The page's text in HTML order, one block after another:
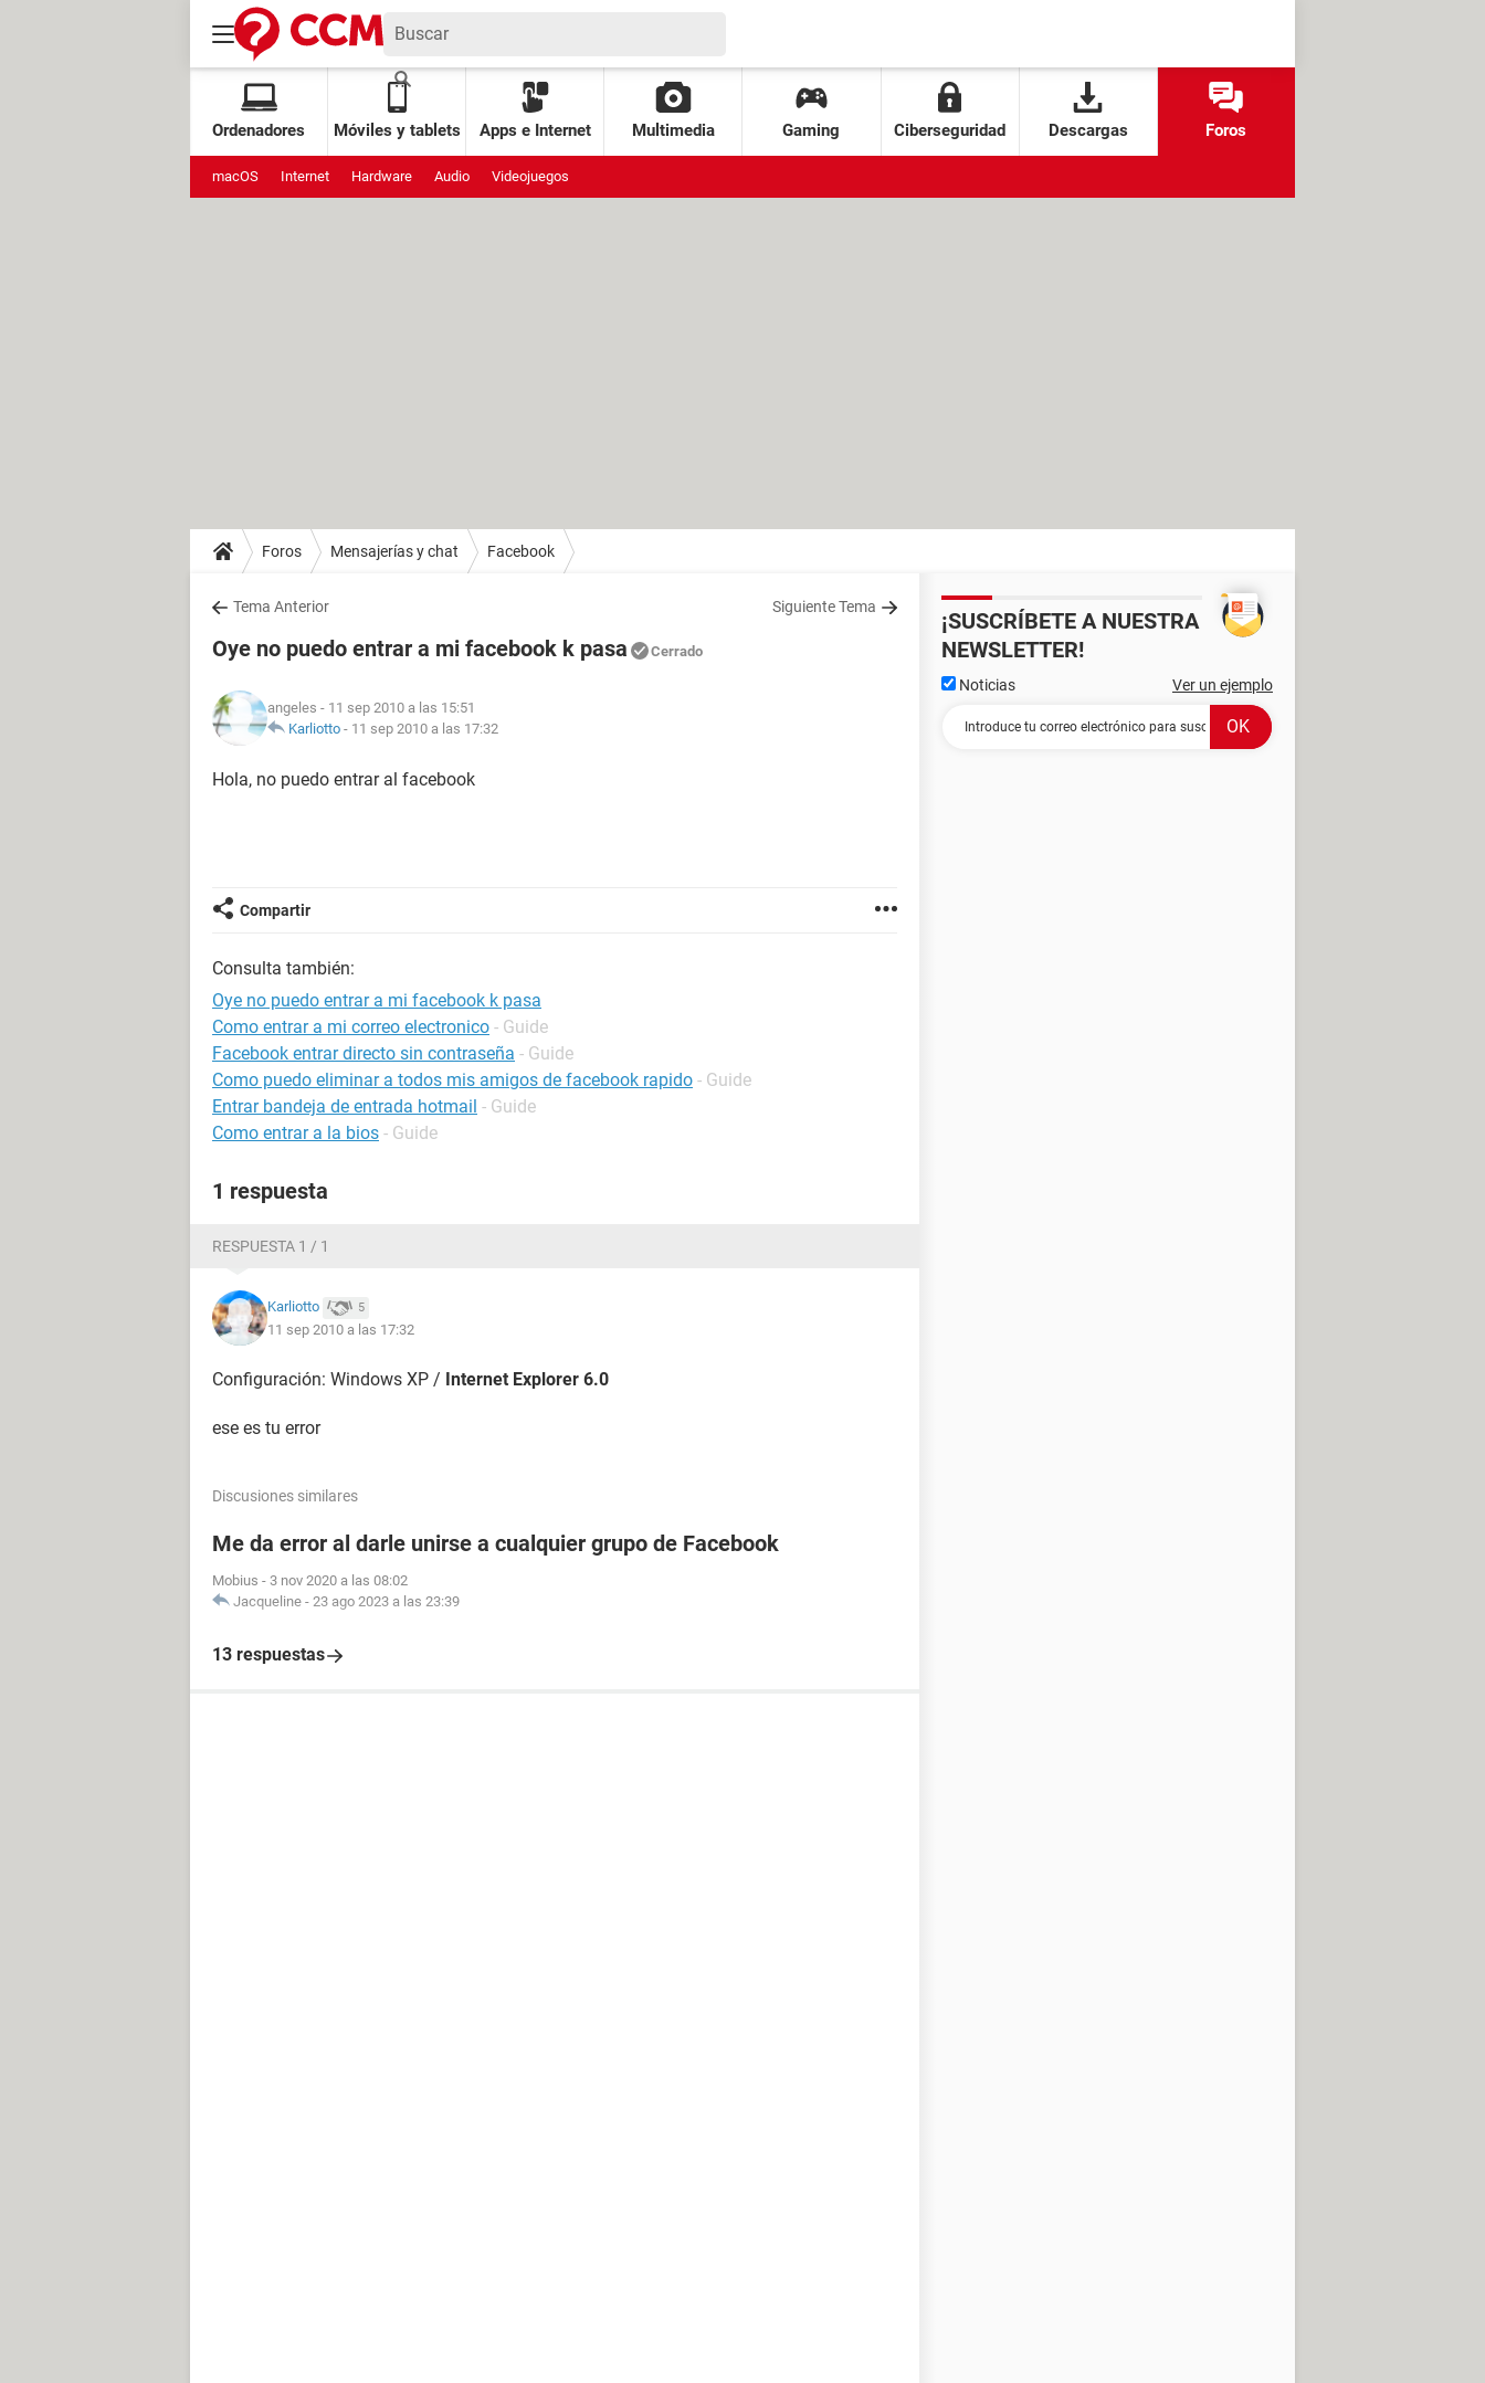
Ordenadores Móviles y tablets Apps e Internet Multimedia Gaming Ciberseguridad Descargas Foros
macOS Internet Hardware Audio Videojuegos
Foros Mensajerías y chat Facebook
Tema Anterior Siguiente Tema
Oye no puedo entrar a mi facebook k pasa Cerrado
angeles - 11 sep 2010 a las 15:51
Karliotto - 11 sep 2010 a las 17:32
Hola, no puedo entrar al facebook
Compartir
Consulta también:
Oye no puedo entrar a mi facebook k pasa
Como entrar a mi correo electronico - Guide
Facebook entrar directo sin contraseña - Guide
Como puedo eliminar a todos mis amigos de facebook rapido - Guide
Entrar bandeja de entrada hotmail - Guide
Como entrar a la bios - Guide
1 respuesta
RESPUESTA 1 / 1
Karliotto 5
11 sep 2010 a las 17:32
Configuración: Windows XP / Internet Explorer 6.0
ese es tu error
Discusiones similares
Me da error al darle unirse a cualquier grupo de Facebook
Mobius - 3 nov 2020 a las 08:02
Jacqueline - 23 ago 2023 a las 23:39
13 respuestas
¡SUSCRÍBETE A NUESTRA
NEWSLETTER!
Noticias Ver un ejemplo